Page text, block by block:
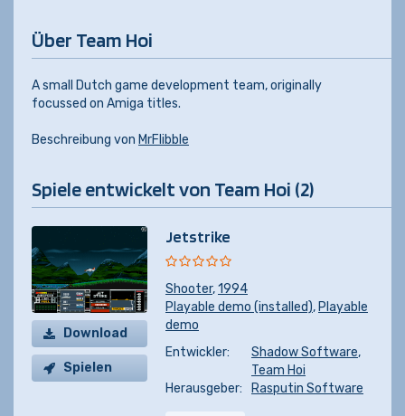
Über Team Hoi
A small Dutch game development team, originally
focussed on Amiga titles.
Beschreibung von MrFlibble
Spiele entwickelt von Team Hoi (2)
Download
Spielen
Jetstrike
Shooter,1994
Playable demo (installed), Playable
demo
Entwickler:
Shadow Software,
Team Hoi
Herausgeber:
Rasputin Software